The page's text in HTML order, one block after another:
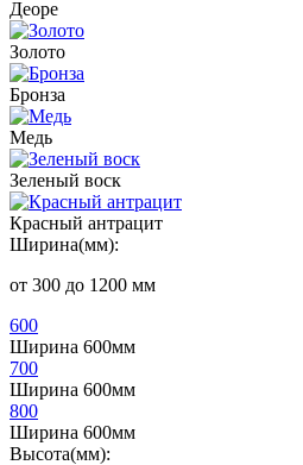
Деоре
Золото
Бронза
Медь
Зеленый воск
Красный антрацит
Ширина(мм):
от 300 до 1200 мм
600
Ширина 600мм
700
Ширина 600мм
800
Ширина 600мм
Высота(мм):